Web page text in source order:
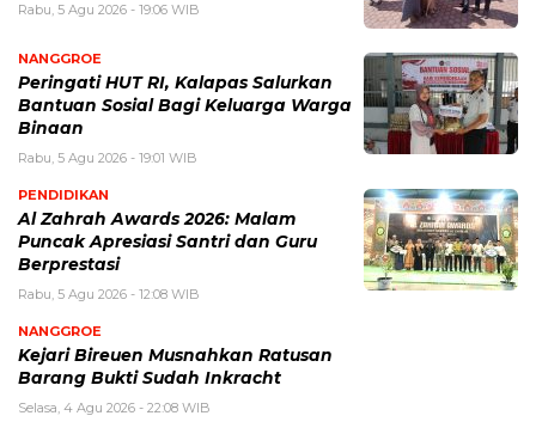
Rabu, 5 Agu 2026 - 19:06 WIB
NANGGROE
Peringati HUT RI, Kalapas Salurkan
Bantuan Sosial Bagi Keluarga Warga
Binaan
Rabu, 5 Agu 2026 - 19:01 WIB
PENDIDIKAN
Al Zahrah Awards 2026: Malam
Puncak Apresiasi Santri dan Guru
Berprestasi
Rabu, 5 Agu 2026 - 12:08 WIB
NANGGROE
Kejari Bireuen Musnahkan Ratusan
Barang Bukti Sudah Inkracht
Selasa, 4 Agu 2026 - 22:08 WIB